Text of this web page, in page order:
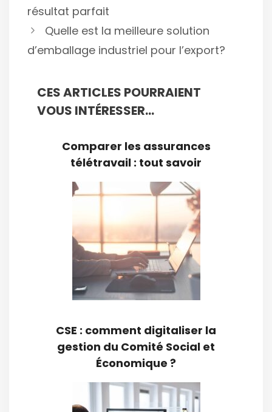
résultat parfait
Quelle est la meilleure solution
d’emballage industriel pour l’export?
CES ARTICLES POURRAIENT
VOUS INTÉRESSER...
Comparer les assurances
télétravail : tout savoir
CSE : comment digitaliser la
gestion du Comité Social et
Économique ?